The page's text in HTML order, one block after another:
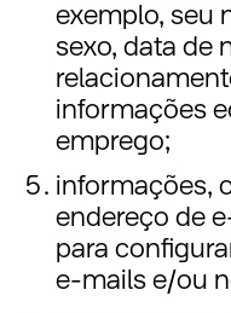
exemplo, seu
sexo, data de
informações
emprego;
informações,
endereço de
para
e-mails e/ou